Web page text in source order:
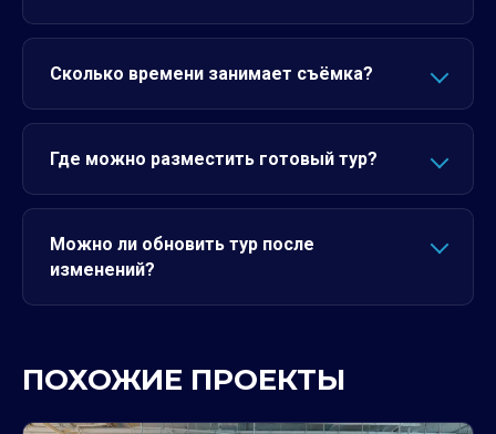
Сколько времени занимает съёмка?
Где можно разместить готовый тур?
Можно ли обновить тур после
изменений?
ПОХОЖИЕ ПРОЕКТЫ